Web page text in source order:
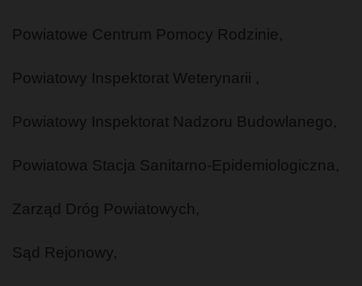
Powiatowe Centrum Pomocy Rodzinie,
Powiatowy Inspektorat Weterynarii ,
Powiatowy Inspektorat Nadzoru Budowlanego,
Powiatowa Stacja Sanitarno-Epidemiologiczna,
Zarząd Dróg Powiatowych,
Sąd Rejonowy,